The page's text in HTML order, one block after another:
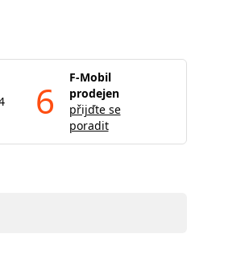
6
F-Mobil
prodejen
přijďte se
poradit